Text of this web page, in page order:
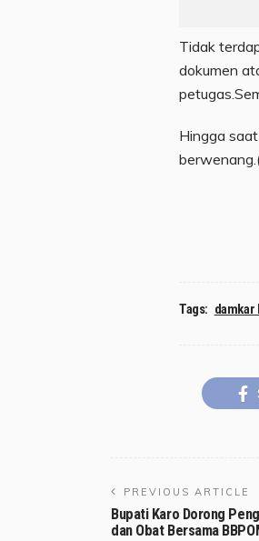
Tidak
dokumen
Hingga
Tags: damkar
PREVIOUS ARTICLE
Bupati Karo Dorong
dan Obat Bersama